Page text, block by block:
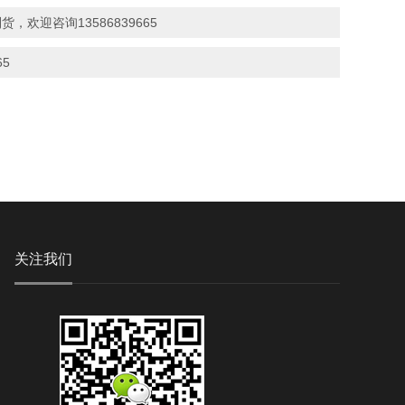
，欢迎咨询13586839665
关注我们